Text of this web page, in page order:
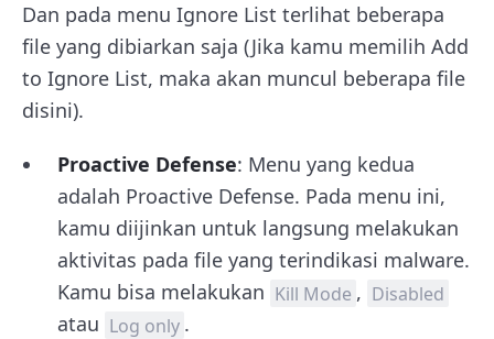
Dan pada menu Ignore List terlihat beberapa
file yang dibiarkan saja (Jika kamu memilih Add
to Ignore List, maka akan muncul beberapa file
disini).
Proactive Defense: Menu yang kedua
adalah Proactive Defense. Pada menu ini,
kamu diijinkan untuk langsung melakukan
aktivitas pada file yang terindikasi malware.
Kamu bisa melakukan Kill Mode , Disabled
atau Log only .